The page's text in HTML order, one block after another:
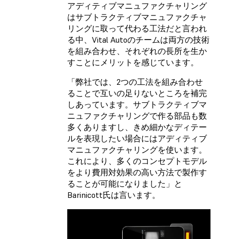
アディティブマニュファクチャリング
はサブトラクティブマニュファクチャ
リングに取って代わる工法だと言われ
る中、Vital Autoのチームは両方の技術
を組み合わせ、それぞれの長所を生か
すことにメリットを感じています。
「弊社では、2つの工法を組み合わせ
ることで互いの足りないところを補完
しあっています。サブトラクティブマ
ニュファクチャリングで作る部品も数
多くありますし、きめ細かなディテー
ルを表現したい場合にはアディティブ
マニュファクチャリングを使います。
これにより、多くのコンセプトモデル
をより費用対効果の高い方法で製作す
ることが可能になりました」と
Barinicott氏は言います。